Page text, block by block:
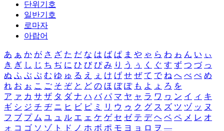
단위기호
일반기호
로마자
아랍어
あ ぁ か が さ ざ た だ な は ば ぱ ま や ゃ ら わ ゎ ん い ぃ
き ぎ し じ ち ぢ に ひ び ぴ み り う ぅ く ぐ す ず つ づ っ
ぬ ふ ぶ ぷ む ゆ ゅ る え ぇ け げ せ ぜ て で ね へ べ ぺ め
れ お ぉ こ ご そ ぞ と ど の ほ ぼ ぽ も よ ょ ろ を
ア ァ カ サ ザ タ ダ ナ ハ バ パ マ ヤ ャ ラ ワ ヮ ン イ ィ キ
ギ シ ジ チ ヂ ニ ヒ ビ ピ ミ リ ウ ゥ ク グ ス ズ ツ ヅ ッ ヌ
フ ブ プ ム ユ ュ ル エ ェ ケ ゲ セ ゼ テ デ ヘ ベ ペ メ レ オ
ォ コ ゴ ソ ゾ ト ド ノ ホ ボ ポ モ ヨ ョ ロ ヲ ―